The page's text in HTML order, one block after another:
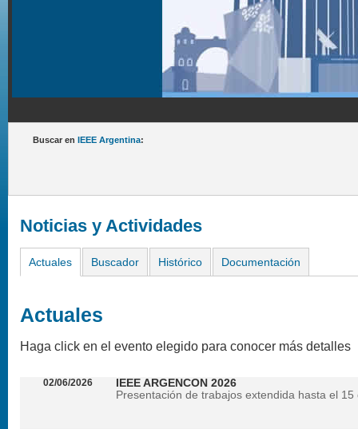
Buscar en IEEE Argentina:
Noticias y Actividades
Actuales Buscador Histórico Documentación
Actuales
Haga click en el evento elegido para conocer más detalles
02/06/2026
IEEE ARGENCON 2026
Presentación de trabajos extendida hasta el 15